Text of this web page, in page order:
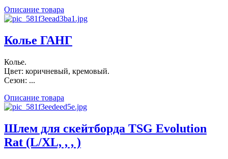
Описание товара
Колье ГАНГ
Колье.
Цвет: коричневый, кремовый.
Сезон: ...
Описание товара
Шлем для скейтборда TSG Evolution
Rat (L/XL, , , )